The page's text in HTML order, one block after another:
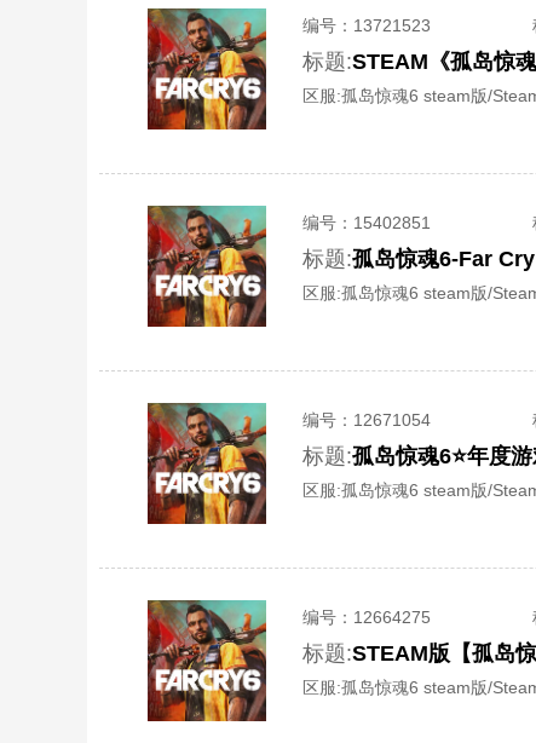
编号： 13721523
标题:STEAM《孤岛惊
区服:孤岛惊魂6 steam版/
编号： 15402851
标题:孤岛惊魂6-Far
区服:孤岛惊魂6 steam版/
编号： 12671054
标题:孤岛惊魂6⭐年度
区服:孤岛惊魂6 steam版/
编号： 12664275
标题:STEAM版【孤岛
区服:孤岛惊魂6 steam版/